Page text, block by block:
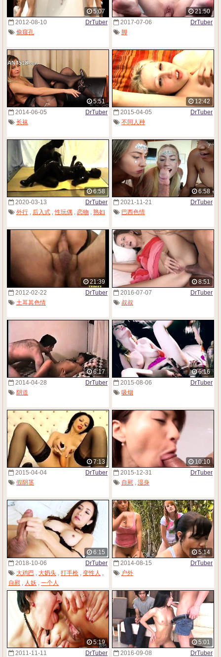
5:07
2012-08-10
DrTuber
偷窥孔
21:50
2017-07-06
DrTuber
脚
5:51
2014-06-05
DrTuber
长袜
12:42
2015-04-05
DrTuber
不同人种
6:58
2020-03-13
DrTuber
外行 , 后入式 ,性玩偶 , 恋物 , 熟妇
6:58
2021-11-21
DrTuber
巴西色情
21:39
2012-02-22
DrTuber
土耳其色情
8:51
2016-07-07
DrTuber
叔叔
6:17
2014-04-28
DrTuber
阴道
6:16
2015-08-06
DrTuber
吸烟
7:13
2015-04-04
DrTuber
假阴茎
10:10
2015-12-31
DrTuber
自慰 , 湿身
6:15
2018-10-06
DrTuber
大鸡巴
大奶头 打手枪 变性人
自慰
人妖 一个人
5:14
2014-08-15
DrTuber
户外
5:19
2011-11-11
DrTuber
5:01
2016-09-08
DrTuber